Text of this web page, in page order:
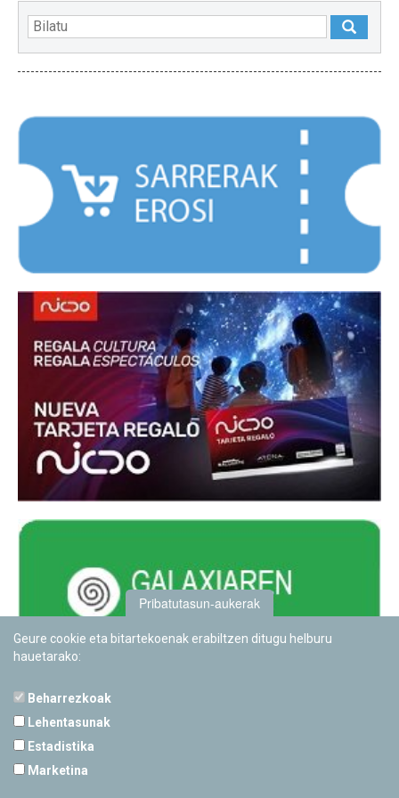
Pribatutasun-aukerak
Geure cookie eta bitartekoenak erabiltzen ditugu helburu
hauetarako:
Beharrezkoak
Lehentasunak
Estadistika
Marketina